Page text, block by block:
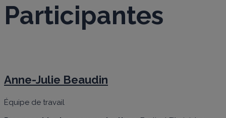
Participantes
Anne-Julie Beaudin
Équipe de travail